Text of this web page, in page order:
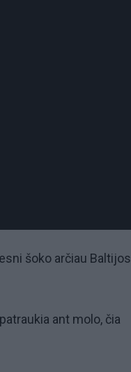
šoko arčiau
ant molo, čia